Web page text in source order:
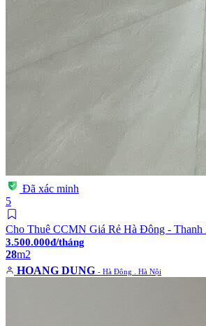
Đã xác minh
5
Cho Thuê CCMN Giá Rẻ Hà Đông - Thanh
3.500.000đ/tháng
28m2
HOANG DUNG - Hà Đông . Hà Nội